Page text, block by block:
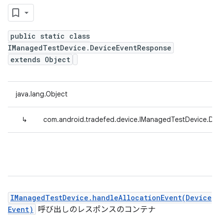
public static class
IManagedTestDevice.DeviceEventResponse
extends Object
java.lang.Object
↳
IManagedTestDevice.handleAllocationEvent(Device
Event)
呼び出しのレスポンスのコンテナ